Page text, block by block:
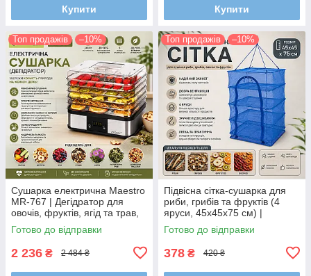
Купити Купити
Топ продажів –10%
Сушарка електрична Maestro
MR-767 | Дегідратор для
овочів, фруктів, ягід та трав,
245 Вт, 5 лотків
Готово до відправки
2 236 ₴ 2 484 ₴
Топ продажів –10%
Підвісна сітка-сушарка для
риби, грибів та фруктів (4
яруси, 45х45х75 см) |
Надійний захист від комах
Готово до відправки
378 ₴ 420 ₴